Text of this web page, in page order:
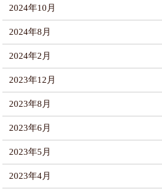
2024年10月
2024年8月
2024年2月
2023年12月
2023年8月
2023年6月
2023年5月
2023年4月